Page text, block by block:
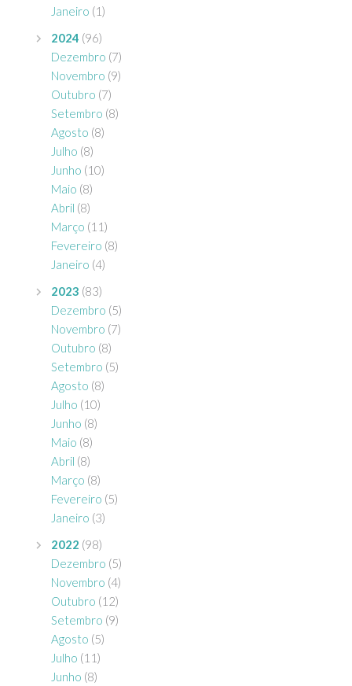
Janeiro (1)
2024 (96)
Dezembro (7)
Novembro (9)
Outubro (7)
Setembro (8)
Agosto (8)
Julho (8)
Junho (10)
Maio (8)
Abril (8)
Março (11)
Fevereiro (8)
Janeiro (4)
2023 (83)
Dezembro (5)
Novembro (7)
Outubro (8)
Setembro (5)
Agosto (8)
Julho (10)
Junho (8)
Maio (8)
Abril (8)
Março (8)
Fevereiro (5)
Janeiro (3)
2022 (98)
Dezembro (5)
Novembro (4)
Outubro (12)
Setembro (9)
Agosto (5)
Julho (11)
Junho (8)